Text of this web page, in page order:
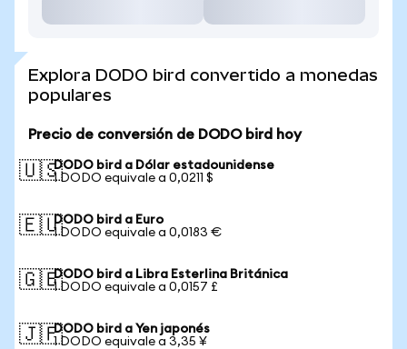
Explora DODO bird convertido a monedas
populares
Precio de conversión de DODO bird hoy
🇺🇸DODO bird a Dólar estadounidense
1 DODO equivale a 0,0211 $
🇪🇺DODO bird a Euro
1 DODO equivale a 0,0183 €
🇬🇧DODO bird a Libra Esterlina Británica
1 DODO equivale a 0,0157 £
🇯🇵DODO bird a Yen japonés
1 DODO equivale a 3,35 ¥